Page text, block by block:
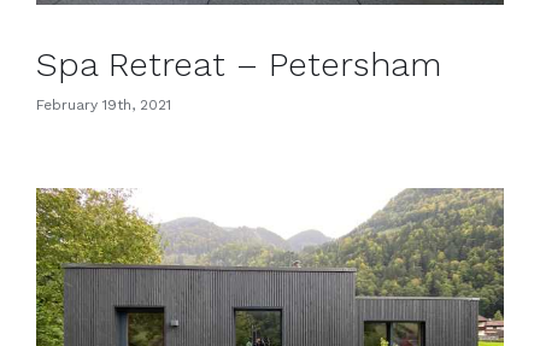
Spa Retreat – Petersham
February 19th, 2021